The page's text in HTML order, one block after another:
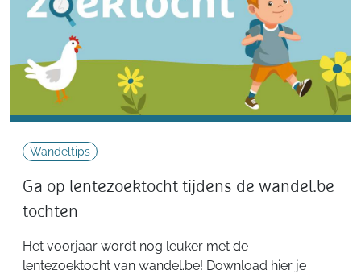
Wandeltips
Ga op lentezoektocht tijdens de wandel.be
tochten
Het voorjaar wordt nog leuker met de
lentezoektocht van wandel.be! Download hier je